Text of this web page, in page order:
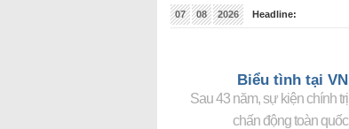
07 08 2026
Headline:
Biểu tình tại VN
Sau 43 năm, sự kiện chính trị
chấn động toàn quốc